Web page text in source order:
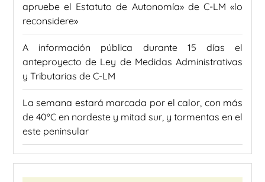
apruebe el Estatuto de Autonomía» de C-LM «lo
reconsidere»
A información pública durante 15 días el
anteproyecto de Ley de Medidas Administrativas
y Tributarias de C-LM
La semana estará marcada por el calor, con más
de 40ºC en nordeste y mitad sur, y tormentas en el
este peninsular